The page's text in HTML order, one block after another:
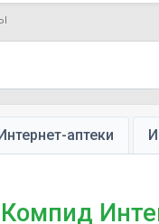
аптеки
Компид